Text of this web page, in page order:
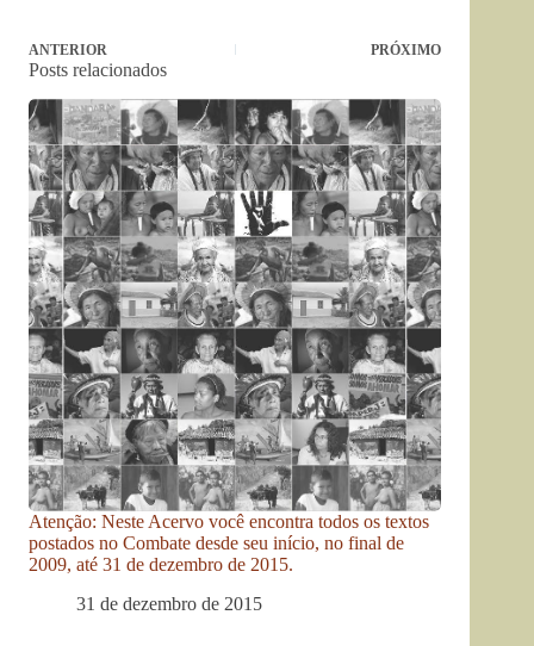
ANTERIOR PRÓXIMO
Posts relacionados
Atenção: Neste Acervo você encontra todos os textos
postados no Combate desde seu início, no final de
2009, até 31 de dezembro de 2015.
31 de dezembro de 2015